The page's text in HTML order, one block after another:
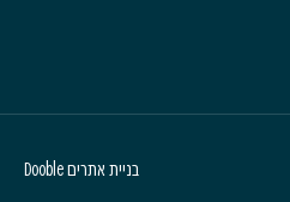
בניית אתרים Dooble